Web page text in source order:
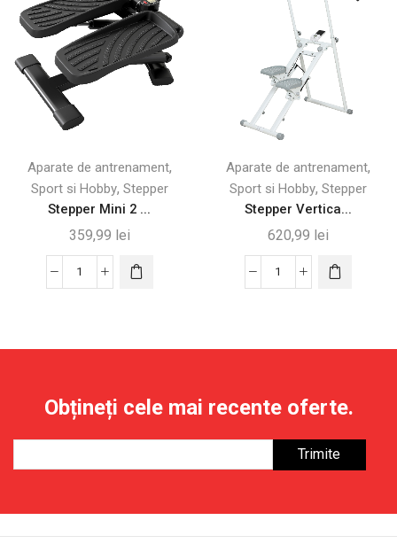
10/20/30
cm,
Antiderapant,
250
pentru
Antrenamente
Acasă
Aparate de antrenament,
Sport si Hobby, Stepper
Stepper Mini 2 ...
359,99 lei
Cantitate
cu
pentru
Aparate de antrenament,
Sport si Hobby, Stepper
Stepper Vertica...
620,99 lei
Cantitate
Reglabil
Monitor
LCD
Obțineți cele mai recente oferte.